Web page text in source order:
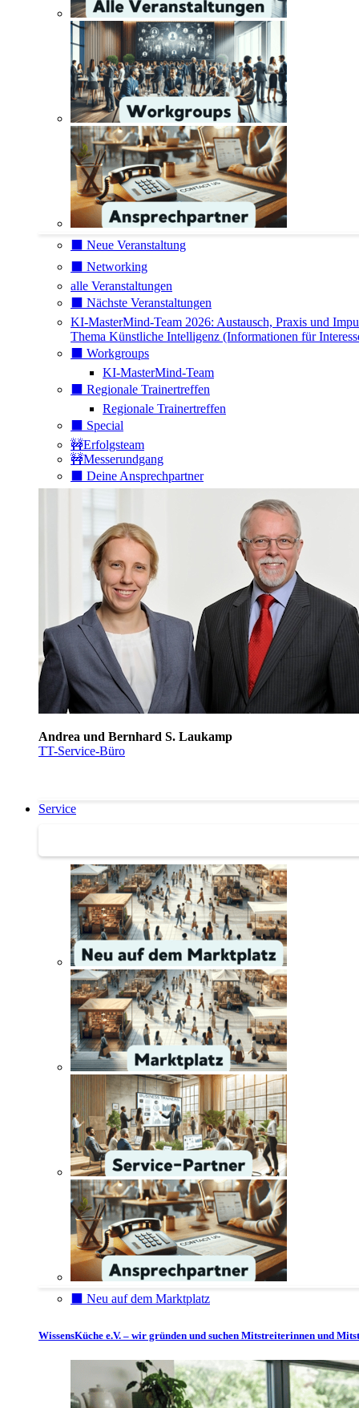
⬛️ Neue Veranstaltung
⬛️ Networking
alle Veranstaltungen
⬛️ Nächste Veranstaltungen
KI-MasterMind-Team 2026: Austausch, Praxis und
Thema Künstliche Intelligenz (Informationen für
⬛️ Workgroups
KI-MasterMind-Team
⬛️ Regionale Trainertreffen
Regionale Trainertreffen
⬛️ Special
🚧Erfolgsteam
🚧Messerundgang
⬛️ Deine Ansprechpartner
Andrea und Bernhard S. Laukamp
TT-Service-Büro
Service
⬛️ Neu auf dem Marktplatz
WissensKüche e.V. – wir gründen und suchen Mitstreiterinnen und